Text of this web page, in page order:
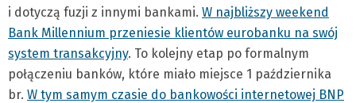
i dotyczą fuzji z innymi bankami. W najbliższy weekend
Bank Millennium przeniesie klientów eurobanku na swój
system transakcyjny. To kolejny etap po formalnym
połączeniu banków, które miało miejsce 1 października
br. W tym samym czasie do bankowości internetowej BNP